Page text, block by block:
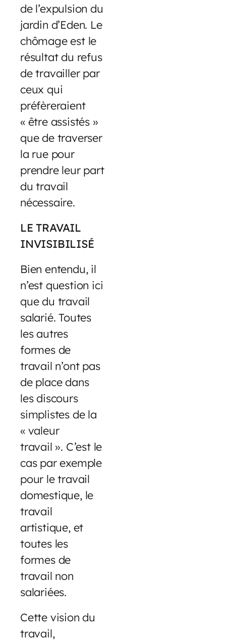
de l’expulsion du
jardin d’Eden. Le
chômage est le
résultat du refus
de travailler par
ceux qui
préfèreraient
« être assistés »
que de traverser
la rue pour
prendre leur part
du travail
nécessaire.
LE TRAVAIL
INVISIBILISÉ
Bien entendu, il
n’est question ici
que du travail
salarié. Toutes
les autres
formes de
travail n’ont pas
de place dans
les discours
simplistes de la
« valeur
travail ». C’est le
cas par exemple
pour le travail
domestique, le
travail
artistique, et
toutes les
formes de
travail non
salariées.
Cette vision du
travail,